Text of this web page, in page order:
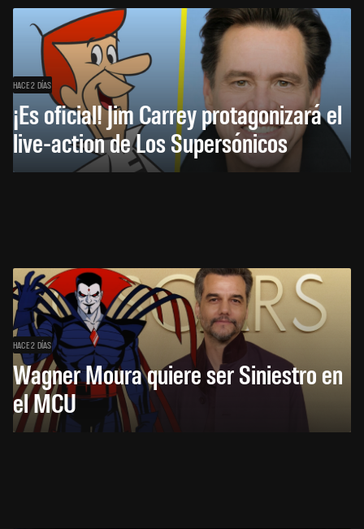
HACE 2 DÍAS
¡Es oficial! Jim Carrey protagonizará el
live-action de Los Supersónicos
HACE 2 DÍAS
Wagner Moura quiere ser Siniestro en
el MCU